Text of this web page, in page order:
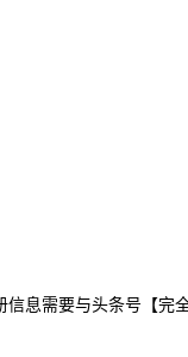
息需要与头条号【完